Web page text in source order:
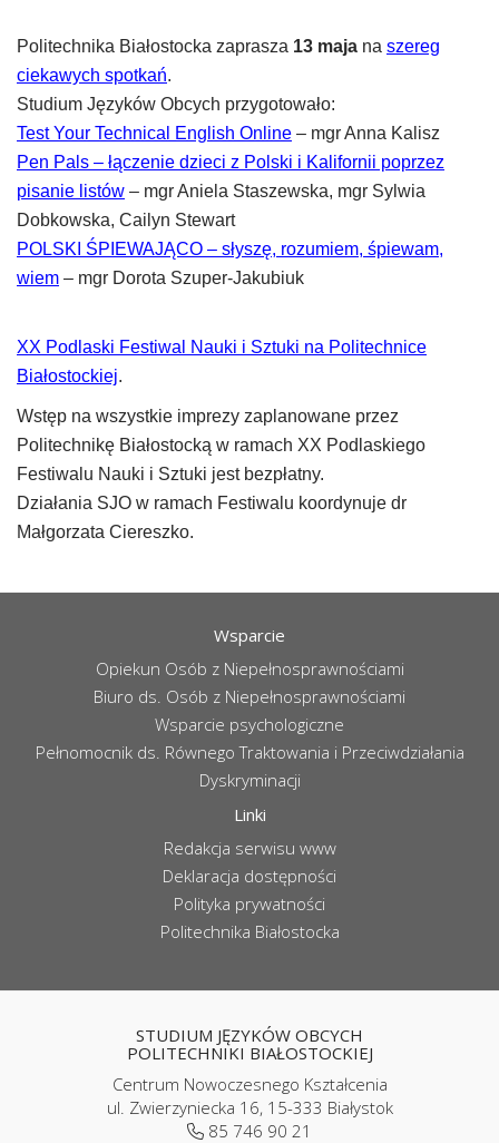
Politechnika Białostocka zaprasza 13 maja na szereg
ciekawych spotkań.
Studium Języków Obcych przygotowało:
Test Your Technical English Online – mgr Anna Kalisz
Pen Pals – łączenie dzieci z Polski i Kalifornii poprzez
pisanie listów – mgr Aniela Staszewska, mgr Sylwia
Dobkowska, Cailyn Stewart
POLSKI ŚPIEWAJĄCO – słyszę, rozumiem, śpiewam,
wiem – mgr Dorota Szuper-Jakubiuk
XX Podlaski Festiwal Nauki i Sztuki na Politechnice
Białostockiej.
Wstęp na wszystkie imprezy zaplanowane przez
Politechnikę Białostocką w ramach XX Podlaskiego
Festiwalu Nauki i Sztuki jest bezpłatny.
Działania SJO w ramach Festiwalu koordynuje dr
Małgorzata Ciereszko.
Wsparcie
Opiekun Osób z Niepełnosprawnościami
Biuro ds. Osób z Niepełnosprawnościami
Wsparcie psychologiczne
Pełnomocnik ds. Równego Traktowania i Przeciwdziałania
Dyskryminacji
Linki
Redakcja serwisu www
Deklaracja dostępności
Polityka prywatności
Politechnika Białostocka
STUDIUM JĘZYKÓW OBCYCH
POLITECHNIKI BIAŁOSTOCKIEJ
Centrum Nowoczesnego Kształcenia
ul. Zwierzyniecka 16, 15-333 Białystok
85 746 90 21